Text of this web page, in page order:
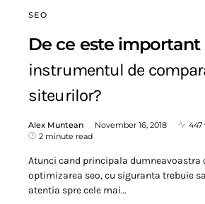
SEO
De ce este important
instrumentul de
siteurilor?
Alex Muntean November 16, 2018
447
2 minute read
Atunci cand principala dumneavoastra
optimizarea seo, cu siguranta trebuie
atentia spre cele mai…